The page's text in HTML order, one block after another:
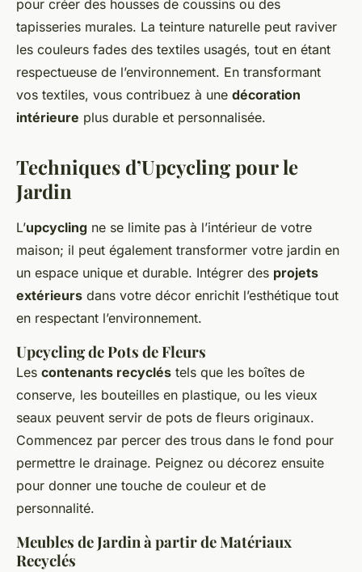
pour créer des housses de coussins ou des
tapisseries murales. La teinture naturelle peut raviver
les couleurs fades des textiles usagés, tout en étant
respectueuse de l’environnement. En transformant
vos textiles, vous contribuez à une décoration
intérieure plus durable et personnalisée.
Techniques d’Upcycling pour le
Jardin
L’upcycling ne se limite pas à l’intérieur de votre
maison; il peut également transformer votre jardin en
un espace unique et durable. Intégrer des projets
extérieurs dans votre décor enrichit l’esthétique tout
en respectant l’environnement.
Upcycling de Pots de Fleurs
Les contenants recyclés tels que les boîtes de
conserve, les bouteilles en plastique, ou les vieux
seaux peuvent servir de pots de fleurs originaux.
Commencez par percer des trous dans le fond pour
permettre le drainage. Peignez ou décorez ensuite
pour donner une touche de couleur et de
personnalité.
Meubles de Jardin à partir de Matériaux
Recyclés